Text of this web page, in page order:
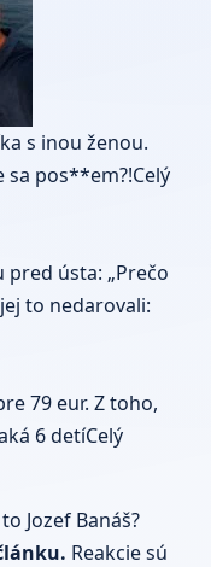
s inou ženou.
sa pos**em?!Celý
pred ústa: „Prečo
to nedarovali:
79 eur. Z toho,
6 detíCelý
Jozef Banáš?
Reakcie sú